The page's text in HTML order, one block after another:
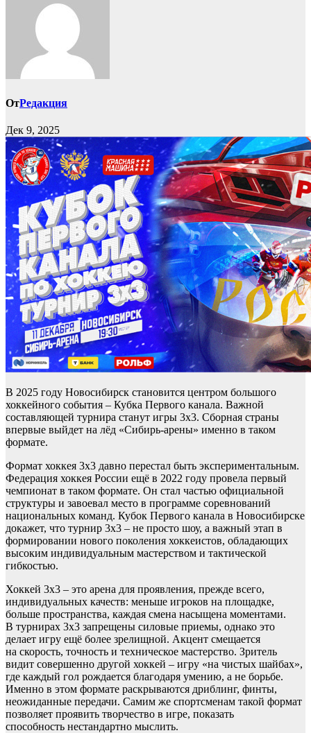
ОтРедакция
Дек 9, 2025
В 2025 году Новосибирск становится центром большого
хоккейного события – Кубка Первого канала. Важной
составляющей турнира станут игры 3х3. Сборная страны
впервые выйдет на лёд «Сибирь-арены» именно в таком
формате.
Формат хоккея 3х3 давно перестал быть экспериментальным.
Федерация хоккея России ещё в 2022 году провела первый
чемпионат в таком формате. Он стал частью официальной
структуры и завоевал место в программе соревнований
национальных команд. Кубок Первого канала в Новосибирске
докажет, что турнир 3х3 – не просто шоу, а важный этап в
формировании нового поколения хоккеистов, обладающих
высоким индивидуальным мастерством и тактической
гибкостью.
Хоккей 3х3 – это арена для проявления, прежде всего,
индивидуальных качеств: меньше игроков на площадке,
больше пространства, каждая смена насыщена моментами.
В турнирах 3х3 запрещены силовые приемы, однако это
делает игру ещё более зрелищной. Акцент смещается
на скорость, точность и техническое мастерство. Зритель
видит совершенно другой хоккей – игру «на чистых шайбах»,
где каждый гол рождается благодаря умению, а не борьбе.
Именно в этом формате раскрываются дриблинг, финты,
неожиданные передачи. Самим же спортсменам такой формат
позволяет проявить творчество в игре, показать
способность нестандартно мыслить.